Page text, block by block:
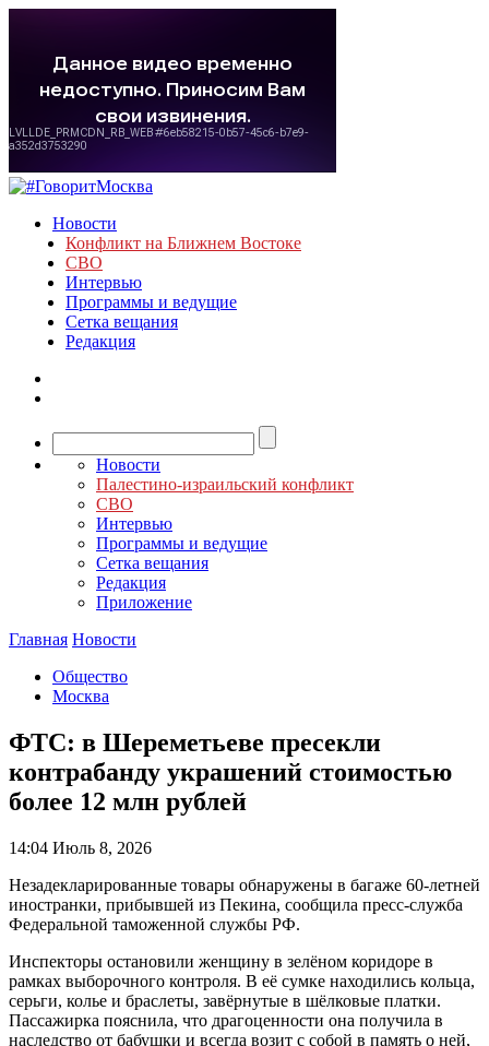
Новости
Конфликт на Ближнем Востоке
СВО
Интервью
Программы и ведущие
Сетка вещания
Редакция
Новости
Палестино-израильский конфликт
СВО
Интервью
Программы и ведущие
Сетка вещания
Редакция
Приложение
Главная Новости
Общество
Москва
ФТС: в Шереметьеве пресекли
контрабанду украшений стоимостью
более 12 млн рублей
14:04 Июль 8, 2026
Незадекларированные товары обнаружены в багаже 60-летней
иностранки, прибывшей из Пекина, сообщила пресс-служба
Федеральной таможенной службы РФ.
Инспекторы остановили женщину в зелёном коридоре в
рамках выборочного контроля. В её сумке находились кольца,
серьги, колье и браслеты, завёрнутые в шёлковые платки.
Пассажирка пояснила, что драгоценности она получила в
наследство от бабушки и всегда возит с собой в память о ней,